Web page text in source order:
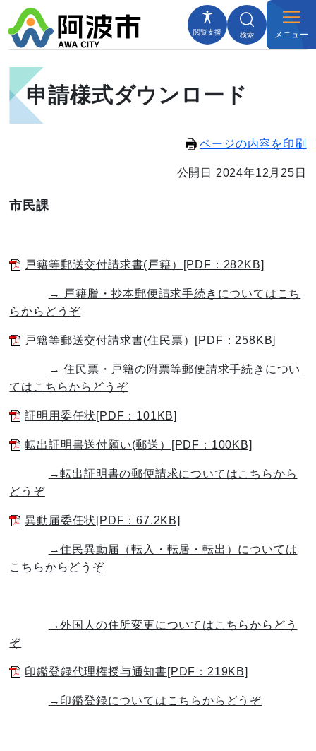
閲覧支援 検索 メニュー
申請様式ダウンロード
ページの内容を印刷
公開日 2024年12月25日
市民課
戸籍等郵送交付請求書(戸籍）[PDF：282KB]
→ 戸籍謄・抄本郵便請求手続きについてはこち
らからどうぞ
戸籍等郵送交付請求書(住民票）[PDF：258KB]
→ 住民票・戸籍の附票等郵便請求手続きについ
てはこちらからどうぞ
証明用委任状[PDF：101KB]
転出証明書送付願い(郵送）[PDF：100KB]
→転出証明書の郵便請求についてはこちらから
どうぞ
異動届委任状[PDF：67.2KB]
→住民異動届（転入・転居・転出）については
こちらからどうぞ
→外国人の住所変更についてはこちらからどう
ぞ
印鑑登録代理権授与通知書[PDF：219KB]
→印鑑登録についてはこちらからどうぞ